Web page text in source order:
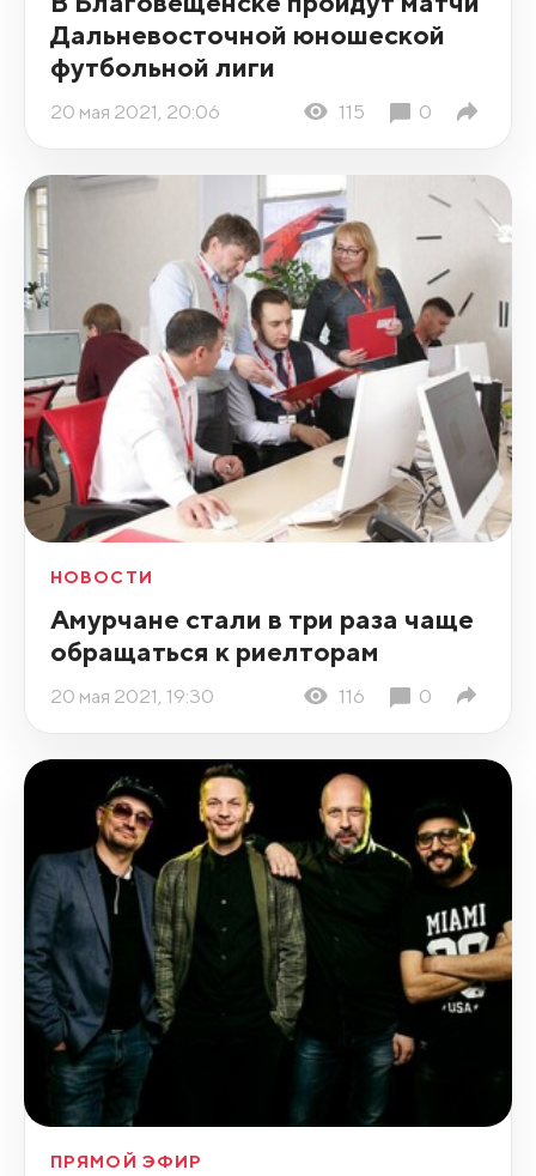
Дальневосточной юношеской
футбольной лиги
20 мая 2021, 20:06 115 0
НОВОСТИ
Амурчане стали в три раза чаще
обращаться к риелторам
20 мая 2021, 19:30 116 0
ПРЯМОЙ ЭФИР